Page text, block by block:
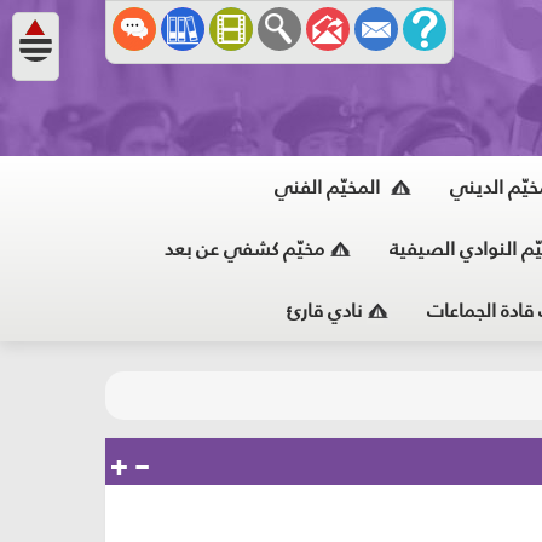
الديني المخيّم الفني
النوادي الصيفية مخيّم كشفي عن بعد
الجماعات نادي قارئ